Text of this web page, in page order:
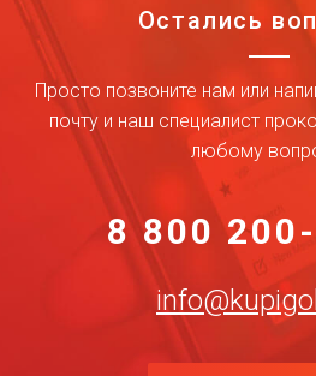
Остались
Просто позвоните нам или
почту и наш специалист
любому
8 800